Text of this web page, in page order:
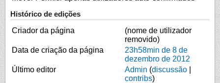
Histórico de edições
Criador da página
(nome de utilizador
removido)
Data de criação da página
23h58min de 8 de
dezembro de 2012
Último editor
Admin (discussão
contribs)